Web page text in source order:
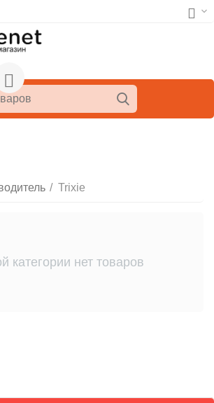
/ Trixie
категории нет товаров